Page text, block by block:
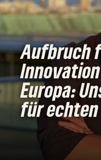
Aufbruch
Europa:
für